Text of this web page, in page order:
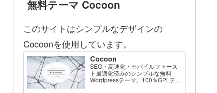
無料テーマ Cocoon
このサイトはシンプルなデザインの
Cocoonを使用しています。
Cocoon
SEO・高速化・モバイルファース
ト最適化済みのシンプルな無料
Wordpressテーマ。100％GPLテー